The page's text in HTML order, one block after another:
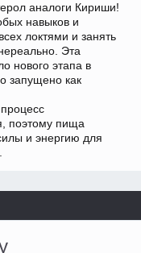
аналоги Кириши!
навыков и
локтями и занять
Эта
нового этапа в
запущено как
поэтому пища
и энергию для